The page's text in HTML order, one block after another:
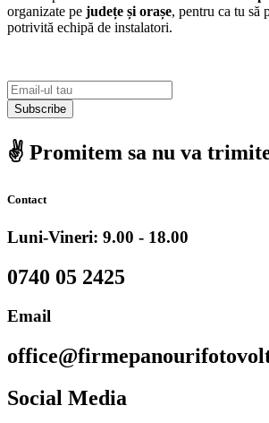
organizate pe județe și orașe, pentru ca tu să
potrivită echipă de instalatori.
Subscribe
✌️ Promitem sa nu va
Contact
Luni-Vineri: 9.00 - 18.00
0740 05 2425
Email
Social Media